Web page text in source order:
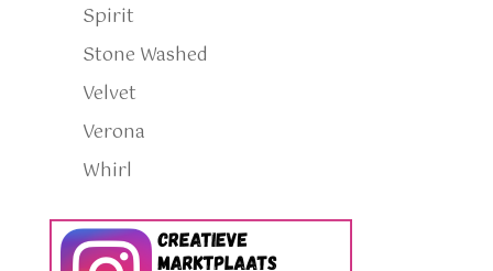
Spirit
Stone Washed
Velvet
Verona
Whirl